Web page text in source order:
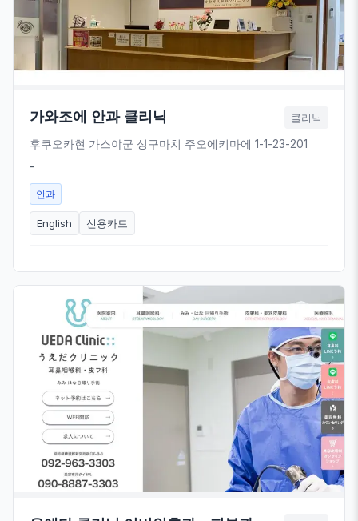
가와조에 안과 클리닉 클리닉
후쿠오카현 가스야군 싱구마치 주오에키마에 1-1-23-201
-
안과
English 신용카드